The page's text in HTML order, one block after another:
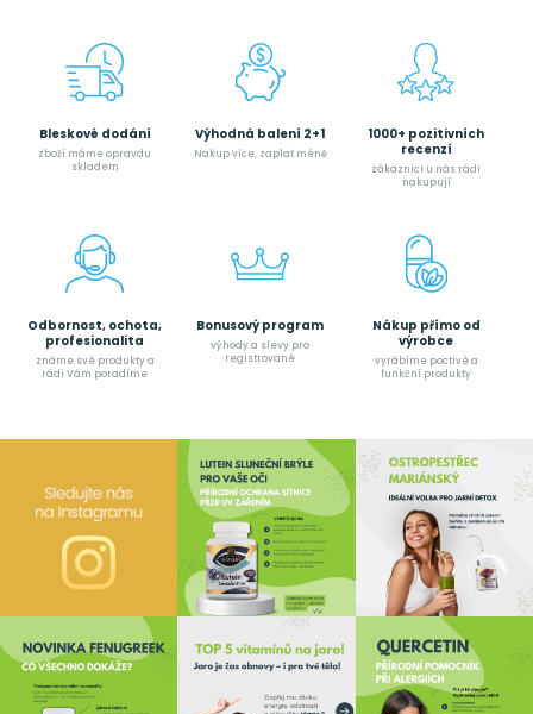
Bleskové dodání
zboží máme opravdu
skladem
Výhodná balení 2+1
Nakup více, zaplať méně
1000+ pozitivních
recenzí
zákazníci u nás rádi
nakupují
Odbornost, ochota,
profesionalita
známe své produkty a
rádi Vám poradíme
Bonusový program
výhody a slevy pro
registrované
Nákup přímo od
výrobce
vyrábíme poctívé a
funkční produkty